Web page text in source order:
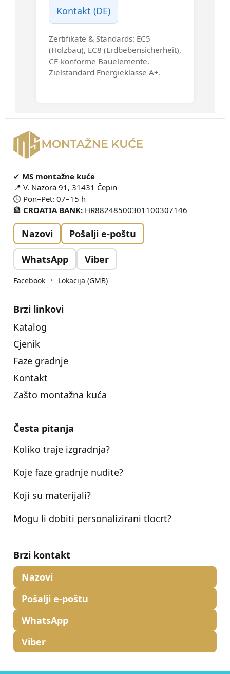
Kontakt (DE)
Zertifikate & Standards: EC5
(Holzbau), EC8 (Erdbebensicherheit),
CE-konforme Bauelemente.
Zielstandard Energieklasse A+.
✔ MS montažne kuće
📍 V. Nazora 91, 31431 Čepin
🕒 Pon–Pet: 07–15 h
🏦 CROATIA BANK: HR88248500301100307146
Nazovi Pošalji e-poštu
WhatsApp Viber
Facebook • Lokacija (GMB)
Brzi linkovi
Katalog
Cjenik
Faze gradnje
Kontakt
Zašto montažna kuća
Česta pitanja
Koliko traje izgradnja?
Koje faze gradnje nudite?
Koji su materijali?
Mogu li dobiti personalizirani tlocrt?
Brzi kontakt
Nazovi
Pošalji e-poštu
WhatsApp
Viber